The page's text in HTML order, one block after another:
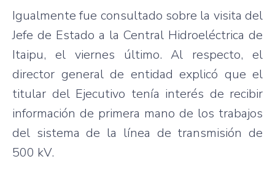
Igualmente fue consultado sobre la visita del
Jefe de Estado a la Central Hidroeléctrica de
Itaipu, el viernes último. Al respecto, el
director general de entidad explicó que el
titular del Ejecutivo tenía interés de recibir
información de primera mano de los trabajos
del sistema de la línea de transmisión de
500 kV.